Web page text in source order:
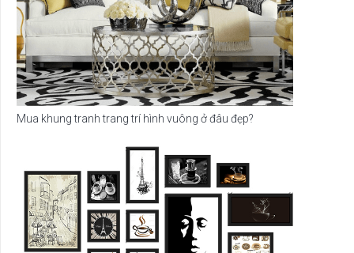
Mua khung tranh trang trí hình vuông ở đâu đẹp?